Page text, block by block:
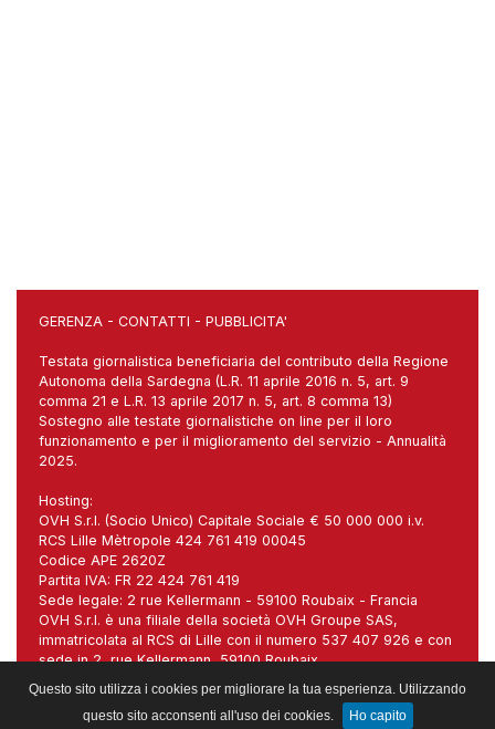
Questo sito utilizza i cookies per migliorare la tua esperienza. Utilizzando
questo sito acconsenti all'uso dei cookies.
Ho capito
GERENZA - CONTATTI - PUBBLICITA'
Testata giornalistica beneficiaria del contributo della Regione
Autonoma della Sardegna (L.R. 11 aprile 2016 n. 5, art. 9
comma 21 e L.R. 13 aprile 2017 n. 5, art. 8 comma 13)
Sostegno alle testate giornalistiche on line per il loro
funzionamento e per il miglioramento del servizio - Annualità
2025.
Hosting:
OVH S.r.l. (Socio Unico) Capitale Sociale € 50 000 000 i.v.
RCS Lille Mètropole 424 761 419 00045
Codice APE 2620Z
Partita IVA: FR 22 424 761 419
Sede legale: 2 rue Kellermann - 59100 Roubaix - Francia
OVH S.r.l. è una filiale della società OVH Groupe SAS,
immatricolata al RCS di Lille con il numero 537 407 926 e con
sede in 2, rue Kellermann, 59100 Roubaix.
Gestito da:Web Project sas